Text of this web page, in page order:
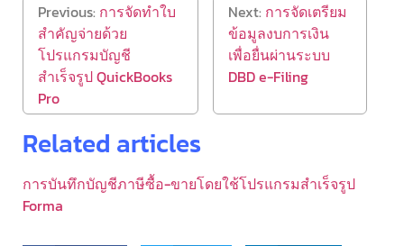
Previous: การจัดทำใบ
สำคัญจ่ายด้วย
โปรแกรมบัญชี
สำเร็จรูป QuickBooks
Pro
Next: การจัดเตรียม
ข้อมูลงบการเงิน
เพื่อยื่นผ่านระบบ
DBD e-Filing
Related articles
การบันทึกบัญชีภาษีซื้อ-ขายโดยใช้โปรแกรมสำเร็จรูป
Forma